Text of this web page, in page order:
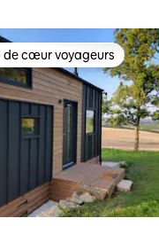
cœur voyageurs les plus
de cœur voyageurs